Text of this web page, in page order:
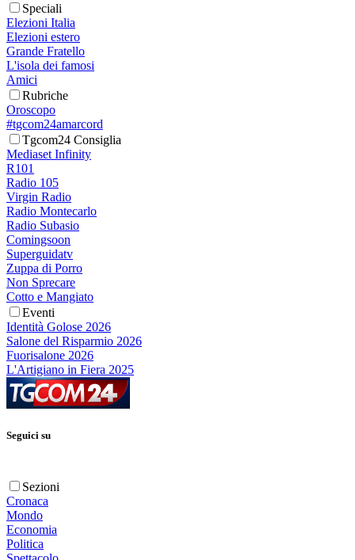
Speciali
Elezioni Italia
Elezioni estero
Grande Fratello
L'isola dei famosi
Amici
Rubriche
Oroscopo
#tgcom24amarcord
Tgcom24 Consiglia
Mediaset Infinity
R101
Radio 105
Virgin Radio
Radio Montecarlo
Radio Subasio
Comingsoon
Superguidatv
Zuppa di Porro
Non Sprecare
Cotto e Mangiato
Eventi
Identità Golose 2026
Salone del Risparmio 2026
Fuorisalone 2026
L'Artigiano in Fiera 2025
Seguici su
Sezioni
Cronaca
Mondo
Economia
Politica